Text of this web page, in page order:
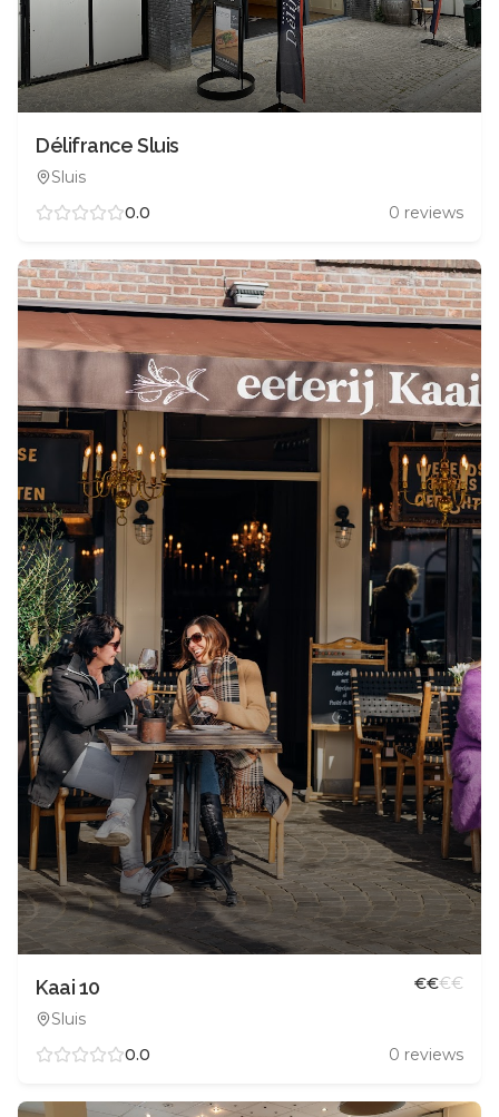
Délifrance Sluis
Sluis
0.0
0 reviews
Kaai 10
Sluis
€€€€
0.0 0 reviews